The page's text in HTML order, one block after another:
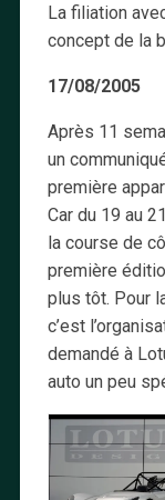
La filiation
concept de la
17/08/2005
Après 11
un
première
Car du 19 au
la course de
première
plus tôt. Pour
c’est
demandé à
auto un peu